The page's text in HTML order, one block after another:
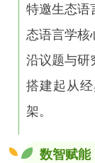
特邀生态语
态语言学核
沿议题与研
搭建起从
架。
数智赋能